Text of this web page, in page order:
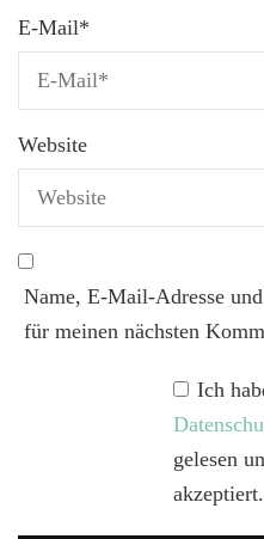
E-Mail*
Website
Name, E-Mail-Adresse
für meinen nächsten
Ich
gelesen
akzeptiert.